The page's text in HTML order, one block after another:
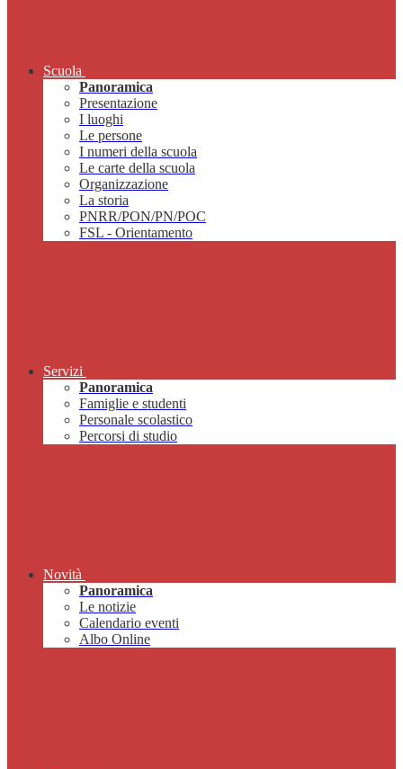
Scuola
Panoramica
Presentazione
I luoghi
Le persone
I numeri della scuola
Le carte della scuola
Organizzazione
La storia
PNRR/PON/PN/POC
FSL - Orientamento
Servizi
Panoramica
Famiglie e studenti
Personale scolastico
Percorsi di studio
Novità
Panoramica
Le notizie
Calendario eventi
Albo Online